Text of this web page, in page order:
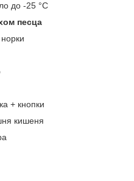
до -25 °C
песца
+ кнопки
кишеня